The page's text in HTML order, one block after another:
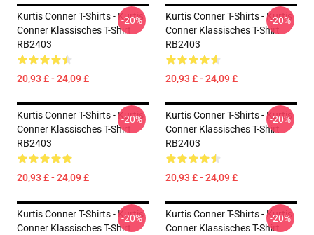
Kurtis Conner T-Shirts - Kurtis
Conner Klassisches T-Shirt
RB2403
20,93 £ - 24,09 £
-20%
Kurtis Conner T-Shirts - Kurtis
Conner Klassisches T-Shirt
RB2403
20,93 £ - 24,09 £
-20%
Kurtis Conner T-Shirts - Kurtis
Conner Klassisches T-Shirt
RB2403
20,93 £ - 24,09 £
-20%
Kurtis Conner T-Shirts - Kurtis
Conner Klassisches T-Shirt
RB2403
20,93 £ - 24,09 £
-20%
Kurtis Conner T-Shirts - Kurtis
Conner Klassisches T-Shirt
-20%
Kurtis Conner T-Shirts - Kurtis
Conner Klassisches T-Shirt
-20%